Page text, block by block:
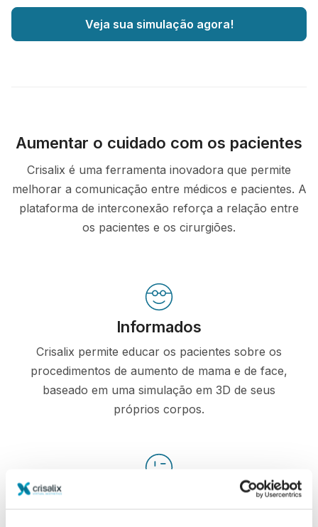
Veja sua simulação agora!
Aumentar o cuidado com os pacientes
Crisalix é uma ferramenta inovadora que permite
melhorar a comunicação entre médicos e pacientes. A
plataforma de interconexão reforça a relação entre
os pacientes e os cirurgiões.
Informados
Crisalix permite educar os pacientes sobre os
procedimentos de aumento de mama e de face,
baseado em uma simulação em 3D de seus
próprios corpos.